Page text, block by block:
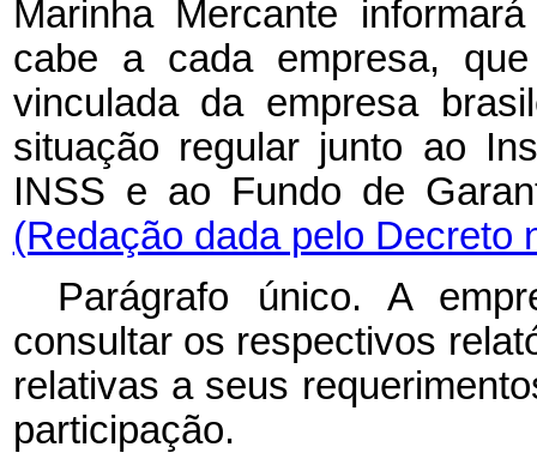
Marinha Mercante
cabe a cada empresa,
vinculada da empresa
situação regular junto ao
INSS e ao Fundo de
(Redação dada pelo Decreto
Parágrafo único. A
consultar os respectivos
relativas a seus
participação.